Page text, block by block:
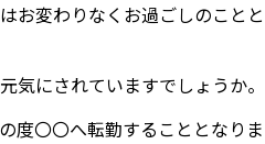
変わりなくお過ごしのことと
気にされていますでしょうか。
度〇〇へ転勤することとなりま